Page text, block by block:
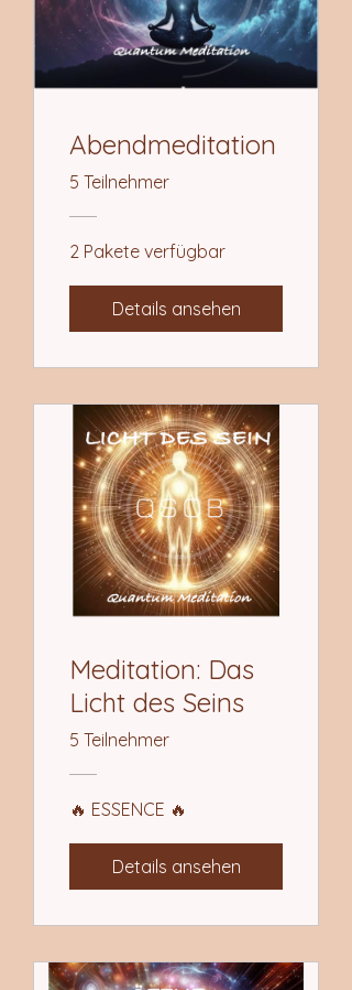
Abendmeditation
5 Teilnehmer
2 Pakete verfügbar
Details ansehen
Meditation: Das
Licht des Seins
5 Teilnehmer
🔥 ESSENCE 🔥
Details ansehen